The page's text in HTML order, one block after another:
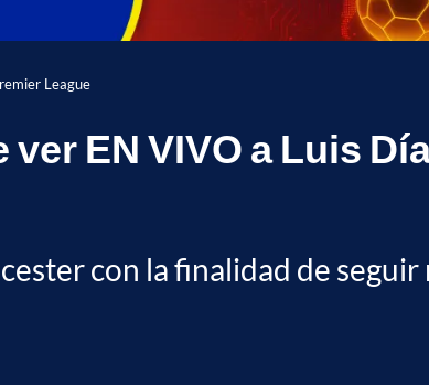
League
EN VIVO a Luis
con la finalidad de seguir